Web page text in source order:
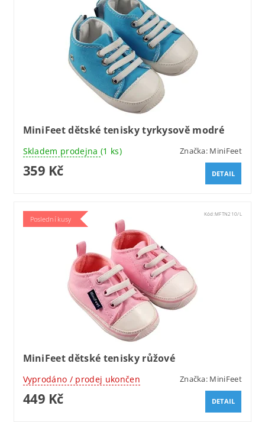
MiniFeet dětské tenisky tyrkysově modré
Skladem prodejna (1 ks) Značka: MiniFeet
359 Kč DETAIL
Poslední kusy
Kód:MFTN210/L
MiniFeet dětské tenisky růžové
Vyprodáno / prodej ukončen Značka: MiniFeet
449 Kč DETAIL